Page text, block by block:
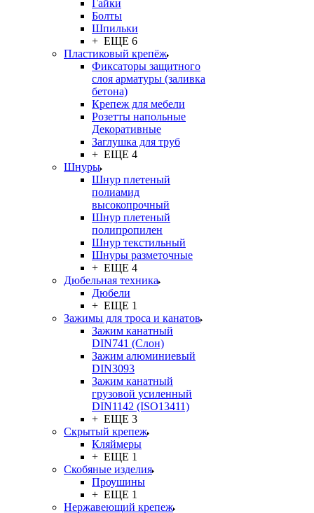
Гайки
Болты
Шпильки
+ ЕЩЕ 6
Пластиковый крепёж
Фиксаторы защитного
слоя арматуры (заливка
бетона)
Крепеж для мебели
Розетты напольные
Декоративные
Заглушка для труб
+ ЕЩЕ 4
Шнуры
Шнур плетеный
полиамид
высокопрочный
Шнур плетеный
полипропилен
Шнур текстильный
Шнуры разметочные
+ ЕЩЕ 4
Дюбельная техника
Дюбели
+ ЕЩЕ 1
Зажимы для троса и канатов
Зажим канатный
DIN741 (Cлон)
Зажим алюминиевый
DIN3093
Зажим канатный
грузовой усиленный
DIN1142 (ISO13411)
+ ЕЩЕ 3
Скрытый крепеж
Кляймеры
+ ЕЩЕ 1
Скобяные изделия
Проушины
+ ЕЩЕ 1
Нержавеющий крепеж